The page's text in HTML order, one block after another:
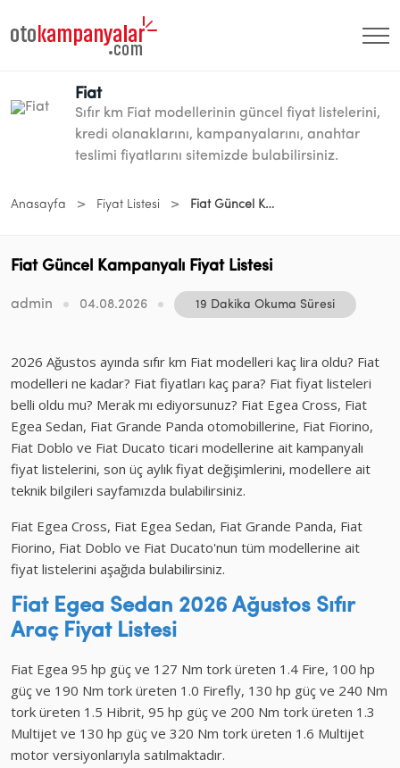
Fiat
Sıfır km Fiat modellerinin güncel fiyat listelerini,
kredi olanaklarını, kampanyalarını, anahtar
teslimi fiyatlarını sitemizde bulabilirsiniz.
Anasayfa > Fiyat Listesi > Fiat Güncel Kampanyalı Fiyat Listesi
Fiat Güncel Kampanyalı Fiyat Listesi
admin 04.08.2026 19 Dakika Okuma Süresi
2026 Ağustos ayında sıfır km Fiat modelleri kaç lira oldu? Fiat
modelleri ne kadar? Fiat fiyatları kaç para? Fiat fiyat listeleri
belli oldu mu? Merak mı ediyorsunuz? Fiat Egea Cross, Fiat
Egea Sedan, Fiat Grande Panda otomobillerine, Fiat Fiorino,
Fiat Doblo ve Fiat Ducato ticari modellerine ait kampanyalı
fiyat listelerini, son üç aylık fiyat değişimlerini, modellere ait
teknik bilgileri sayfamızda bulabilirsiniz.
Fiat Egea Cross, Fiat Egea Sedan, Fiat Grande Panda, Fiat
Fiorino, Fiat Doblo ve Fiat Ducato'nun tüm modellerine ait
fiyat listelerini aşağıda bulabilirsiniz.
Fiat Egea Sedan 2026 Ağustos Sıfır
Araç Fiyat Listesi
Fiat Egea 95 hp güç ve 127 Nm tork üreten 1.4 Fire, 100 hp
güç ve 190 Nm tork üreten 1.0 Firefly, 130 hp güç ve 240 Nm
tork üreten 1.5 Hibrit, 95 hp güç ve 200 Nm tork üreten 1.3
Multijet ve 130 hp güç ve 320 Nm tork üreten 1.6 Multijet
motor versiyonlarıyla satılmaktadır.